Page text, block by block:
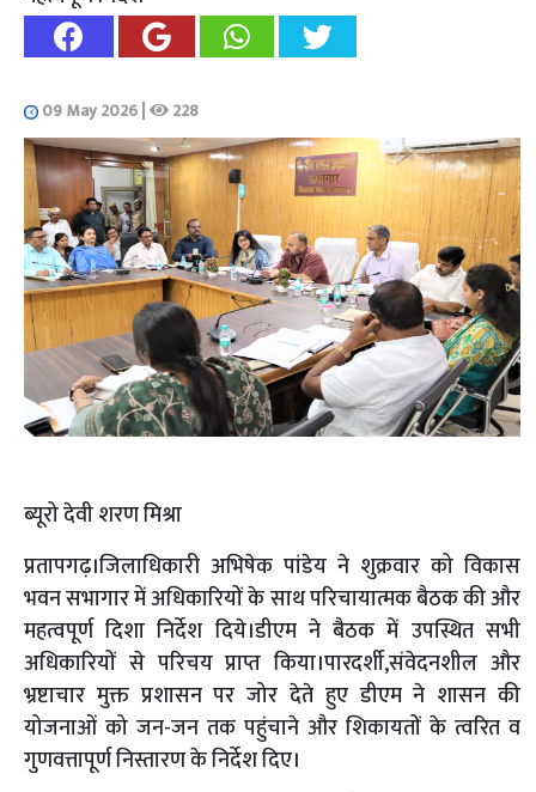
09 May 2026| 228
ब्यूरो देवी शरण मिश्रा
प्रतापगढ़।जिलाधिकारी अभिषेक पांडेय ने शुक्रवार को विकास
भवन सभागार में अधिकारियों के साथ परिचायात्मक बैठक की और
महत्वपूर्ण दिशा निर्देश दिये।डीएम ने बैठक में उपस्थित सभी
अधिकारियों से परिचय प्राप्त किया।पारदर्शी,संवेदनशील और
भ्रष्टाचार मुक्त प्रशासन पर जोर देते हुए डीएम ने शासन की
योजनाओं को जन-जन तक पहुंचाने और शिकायतों के त्वरित व
गुणवत्तापूर्ण निस्तारण के निर्देश दिए।